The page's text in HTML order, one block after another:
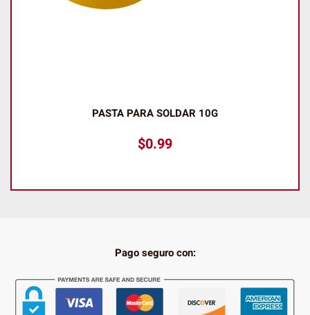
PASTA PARA SOLDAR 10G
$0.99
Pago seguro con: